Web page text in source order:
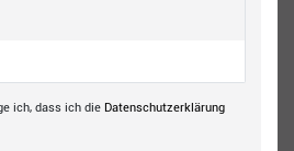
ich, dass ich die Daten­schutz­erklärung